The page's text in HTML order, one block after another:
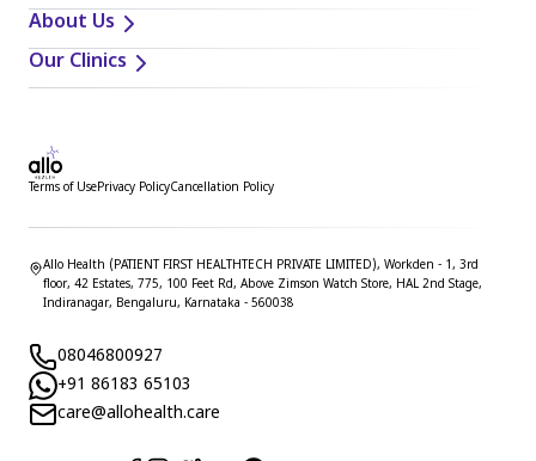
About Us
Our Clinics
Terms of UsePrivacy PolicyCancellation Policy
Allo Health (PATIENT FIRST HEALTHTECH PRIVATE LIMITED), Workden - 1, 3rd
floor, 42 Estates, 775, 100 Feet Rd, Above Zimson Watch Store, HAL 2nd Stage,
Indiranagar, Bengaluru, Karnataka - 560038
08046800927
+91 86183 65103
care@allohealth.care